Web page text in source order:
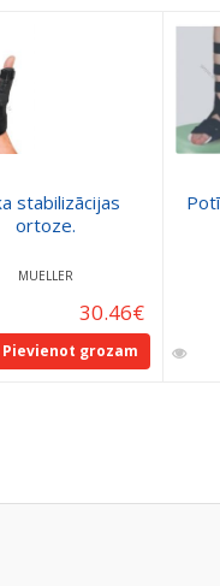
stabilizācijas
ortoze.
MUELLER
30.46€
Pievienot grozam